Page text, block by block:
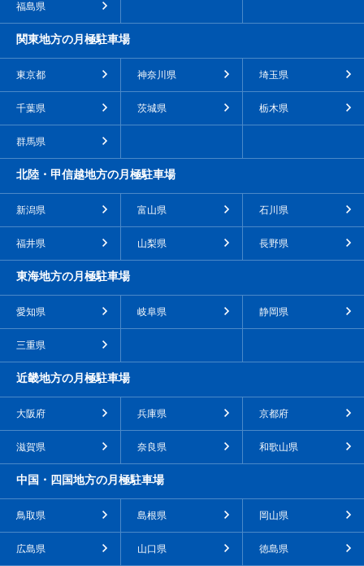
福島県
関東地方の月極駐車場
東京都 神奈川県 埼玉県
千葉県 茨城県 栃木県
群馬県
北陸・甲信越地方の月極駐車場
新潟県 富山県 石川県
福井県 山梨県 長野県
東海地方の月極駐車場
愛知県 岐阜県 静岡県
三重県
近畿地方の月極駐車場
大阪府 兵庫県 京都府
滋賀県 奈良県 和歌山県
中国・四国地方の月極駐車場
鳥取県 島根県 岡山県
広島県 山口県 徳島県